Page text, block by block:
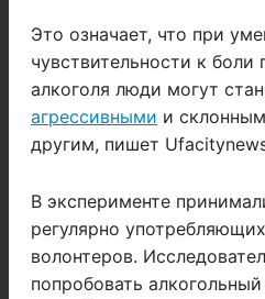
Это означает, что при
чувствительности к боли
алкоголя люди могут
агрессивными и
другим, пишет
В эксперименте
регулярно
волонтеров.
попробовать